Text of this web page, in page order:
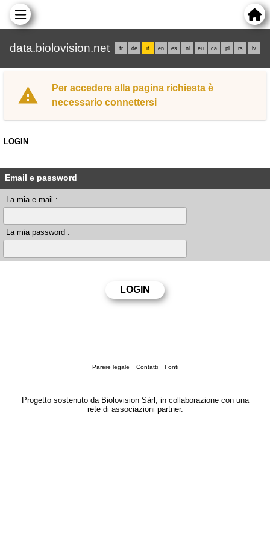
data.biolovision.net fr de it en es nl eu ca pl rs lv
Per accedere alla pagina richiesta è
necessario connettersi
LOGIN
Email e password
La mia e-mail :
La mia password :
Parere legale Contatti Fonti
Progetto sostenuto da Biolovision Sàrl, in collaborazione con una
rete di associazioni partner.